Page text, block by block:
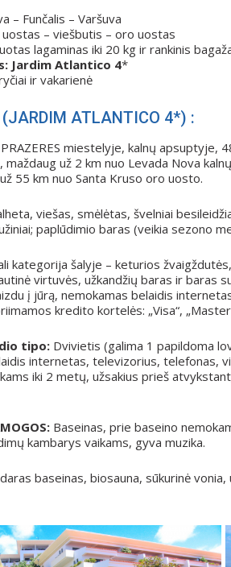
– Funčalis – Varšuva
– viešbutis – oro uostas
lagaminas iki 20 kg ir rankinis
Jardim Atlantico 4*
ir vakarienė
ATLANTICO 4*) :
miestelyje, kalnų
už 2 km nuo Levada Nova
55 km nuo Santa Kruso oro uosto.
viešas, smėlėtas, švelniai
paplūdimio baras (veikia sezono
kategorija šalyje – keturios
virtuvės, užkandžių baras ir baras
į jūrą, nemokamas belaidis
kredito kortelės: „Visa“,
tipo: Dvivietis (galima 1 papildoma
internetas, televizorius, telefonas,
iki 2 metų, užsakius prieš
Baseinas, prie baseino
kambarys vaikams, gyva muzika.
baseinas, biosauna, sūkurinė